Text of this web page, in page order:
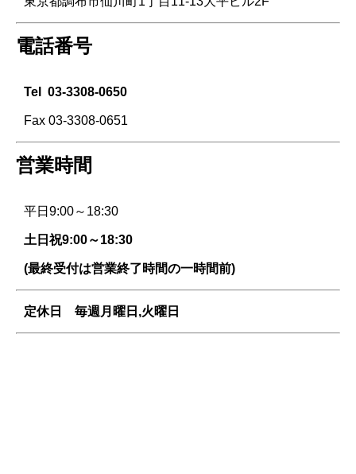
電話番号
Tel 03-3308-0650
Fax 03-3308-0651
営業時間
平日9:00～18:30
土日祝9:00～18:30
(最終受付は営業終了時間の一時間前)
定休日 毎週 月曜日,火曜日